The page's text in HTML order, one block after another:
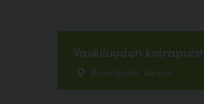
Vaskiluodon
Kaarlentie, Vaasa